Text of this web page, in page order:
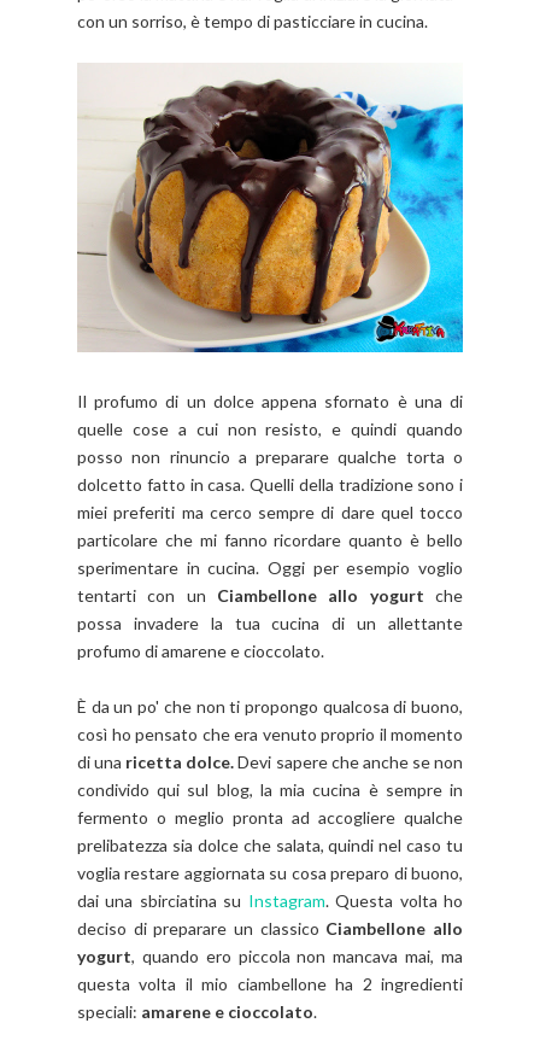
con un sorriso, è tempo di pasticciare in cucina.
Il profumo di un dolce appena sfornato è una di
quelle cose a cui non resisto, e quindi quando
posso non rinuncio a preparare qualche torta o
dolcetto fatto in casa. Quelli della tradizione sono i
miei preferiti ma cerco sempre di dare quel tocco
particolare che mi fanno ricordare quanto è bello
sperimentare in cucina. Oggi per esempio voglio
tentarti con un Ciambellone allo yogurt che
possa invadere la tua cucina di un allettante
profumo di amarene e cioccolato.
È da un po' che non ti propongo qualcosa di buono,
così ho pensato che era venuto proprio il momento
di una ricetta dolce.Devi sapere che anche se non
condivido qui sul blog, la mia cucina è sempre in
fermento o meglio pronta ad accogliere qualche
prelibatezza sia dolce che salata, quindi nel caso tu
voglia restare aggiornata su cosa preparo di buono,
dai una sbirciatina su Instagram. Questa volta ho
deciso di preparare un classico Ciambellone allo
yogurt, quando ero piccola non mancava mai, ma
questa volta il mio ciambellone ha 2 ingredienti
speciali: amarene e cioccolato.